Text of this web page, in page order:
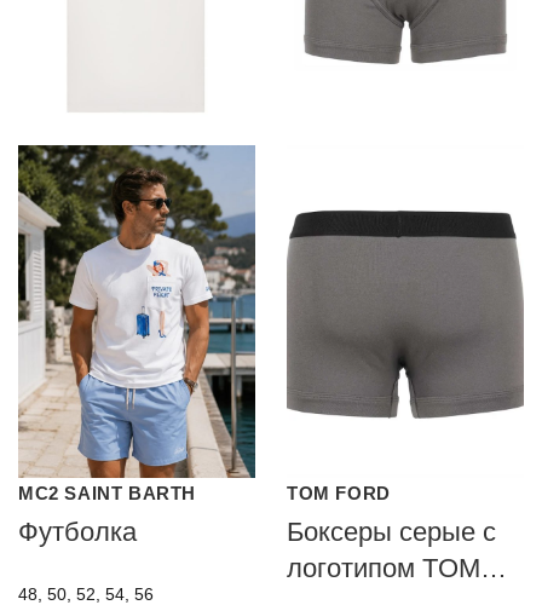
MC2 SAINT BARTH
Футболка
48, 50, 52, 54, 56
TOM FORD
Боксеры серые с
логотипом TOM